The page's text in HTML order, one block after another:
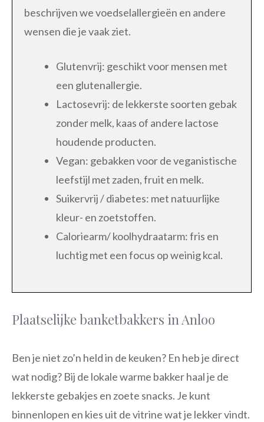
beschrijven we voedselallergieën en andere
wensen die je vaak ziet.
Glutenvrij: geschikt voor mensen met
een glutenallergie.
Lactosevrij: de lekkerste soorten gebak
zonder melk, kaas of andere lactose
houdende producten.
Vegan: gebakken voor de veganistische
leefstijl met zaden, fruit en melk.
Suikervrij / diabetes: met natuurlijke
kleur- en zoetstoffen.
Caloriearm/ koolhydraatarm: fris en
luchtig met een focus op weinig kcal.
Plaatselijke banketbakkers in Anloo
Ben je niet zo’n held in de keuken? En heb je direct
wat nodig? Bij de lokale warme bakker haal je de
lekkerste gebakjes en zoete snacks. Je kunt
binnenlopen en kies uit de vitrine wat je lekker vindt.